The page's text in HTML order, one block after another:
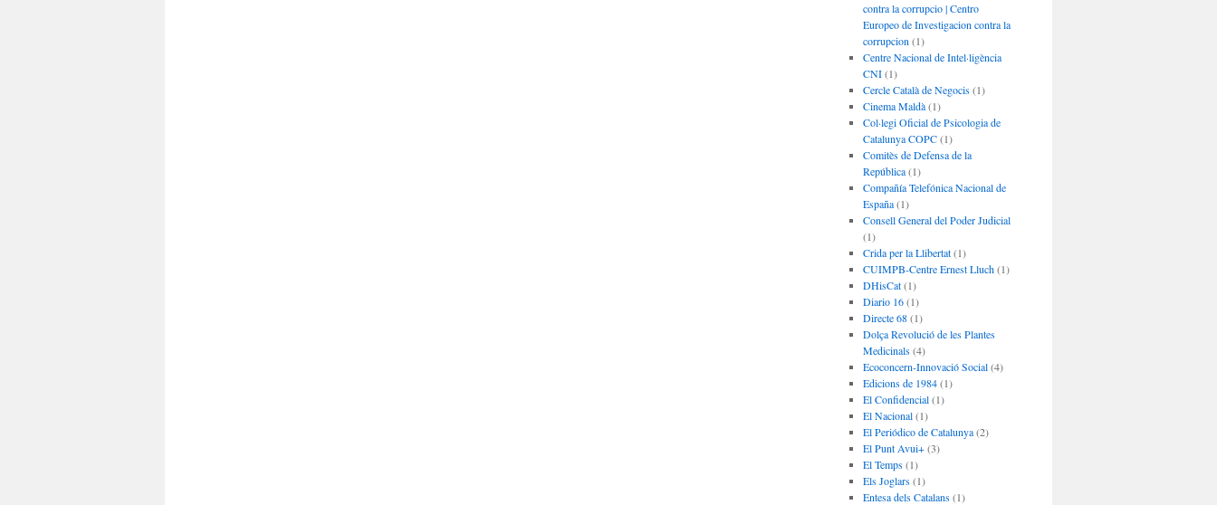
contra la corrupcio | Centro
Europeo de Investigacion contra la
corrupcion (1)
Centre Nacional de Intel·ligència
CNI(1)
Cercle Català de Negocis(1)
Cinema Maldà(1)
Col·legi Oficial de Psicologia de
Catalunya COPC(1)
Comitès de Defensa de la
República(1)
Compañía Telefónica Nacional de
España(1)
Consell General del Poder Judicial
(1)
Crida per la Llibertat(1)
CUIMPB-Centre Ernest Lluch(1)
DHisCat(1)
Diario 16(1)
Directe 68(1)
Dolça Revolució de les Plantes
Medicinals(4)
Ecoconcern-Innovació Social(4)
Edicions de 1984(1)
El Confidencial(1)
El Nacional(1)
El Periódico de Catalunya(2)
El Punt Avui+(3)
El Temps(1)
Els Joglars(1)
Entesa dels Catalans(1)